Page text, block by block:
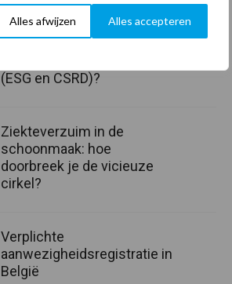
Alles afwijzen Alles accepteren
Company
Wat zijn mijn juridische
verplichtingen bij
(ESG en CSRD)?
Ziekteverzuim in de
schoonmaak: hoe
doorbreek je de vicieuze
cirkel?
Verplichte
aanwezigheidsregistratie in
België